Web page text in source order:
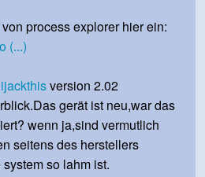
process explorer hier ein:
(...)
version 2.02
gerät ist neu,war das
wenn ja,sind vermutlich
seitens des herstellers
so lahm ist.